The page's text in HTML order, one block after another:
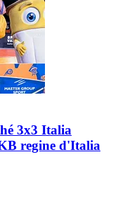
3x3 Italia
regine d'Italia